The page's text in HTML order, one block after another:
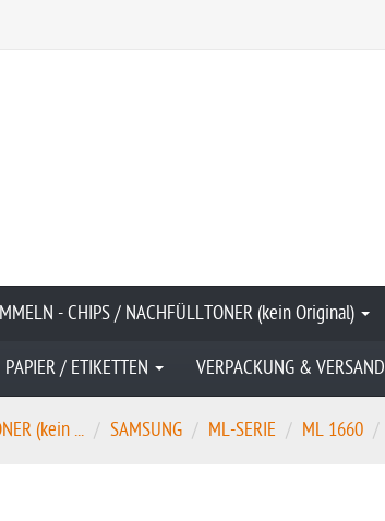
- CHIPS / NACHFÜLLTONER (kein Original)
PAPIER / ETIKETTEN VERPACKUNG & VERSAND
(kein ... SAMSUNG ML-SERIE ML 1660